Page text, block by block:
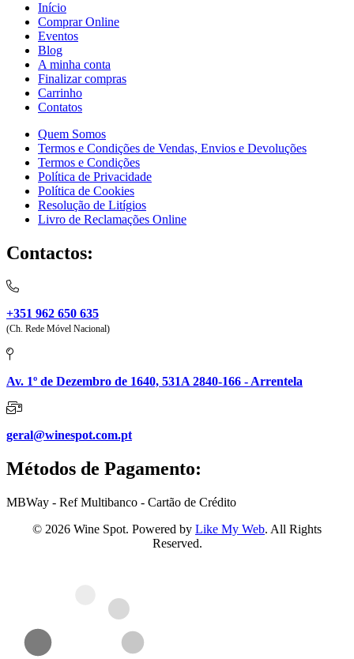
Início
Comprar Online
Eventos
Blog
A minha conta
Finalizar compras
Carrinho
Contatos
Quem Somos
Termos e Condições de Vendas, Envios e Devoluções
Termos e Condições
Política de Privacidade
Política de Cookies
Resolução de Litígios
Livro de Reclamações Online
Contactos:
+351 962 650 635
(Ch. Rede Móvel Nacional)
Av. 1º de Dezembro de 1640, 531A 2840-166 - Arrentela
geral@winespot.com.pt
Métodos de Pagamento:
MBWay - Ref Multibanco - Cartão de Crédito
© 2026 Wine Spot. Powered by Like My Web. All Rights
Reserved.